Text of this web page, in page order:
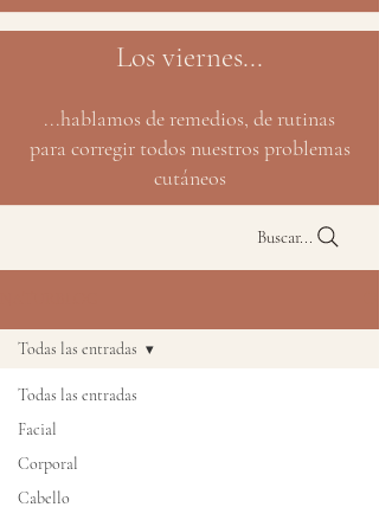
Los viernes...
...hablamos de remedios, de rutinas
para corregir todos nuestros problemas
cutáneos
Buscar...
Todas las entradas
Facial
Corporal
Cabello
Todas las entradas